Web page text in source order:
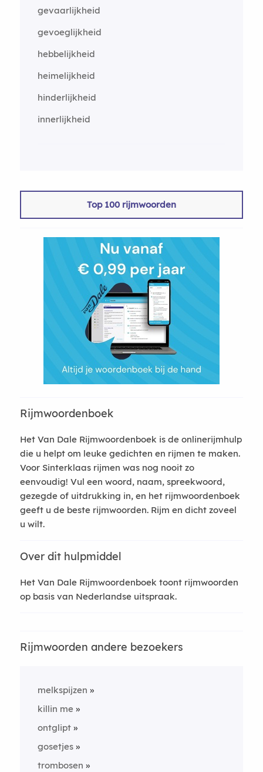
gevaarlijkheid
gevoeglijkheid
hebbelijkheid
heimelijkheid
hinderlijkheid
innerlijkheid
Top 100 rijmwoorden
Rijmwoordenboek
Het Van Dale Rijmwoordenboek is de onlinerijmhulp
die u helpt om leuke gedichten en rijmen te maken.
Voor Sinterklaas rijmen was nog nooit zo
eenvoudig! Vul een woord, naam, spreekwoord,
gezegde of uitdrukking in, en het rijmwoordenboek
geeft u de beste rijmwoorden. Rijm en dicht zoveel
u wilt.
Over dit hulpmiddel
Het Van Dale Rijmwoordenboek toont rijmwoorden
op basis van Nederlandse uitspraak.
Rijmwoorden andere bezoekers
melkspijzen
killin me
ontglipt
gosetjes
trombosen